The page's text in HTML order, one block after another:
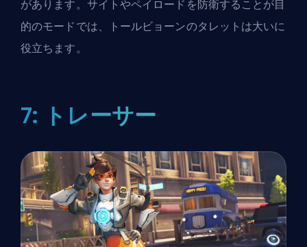
があります。サイトやペイロードを防衛することが目
的のモードでは、トールビョーンのタレットは大いに
役立ちます。
7: トレーサー